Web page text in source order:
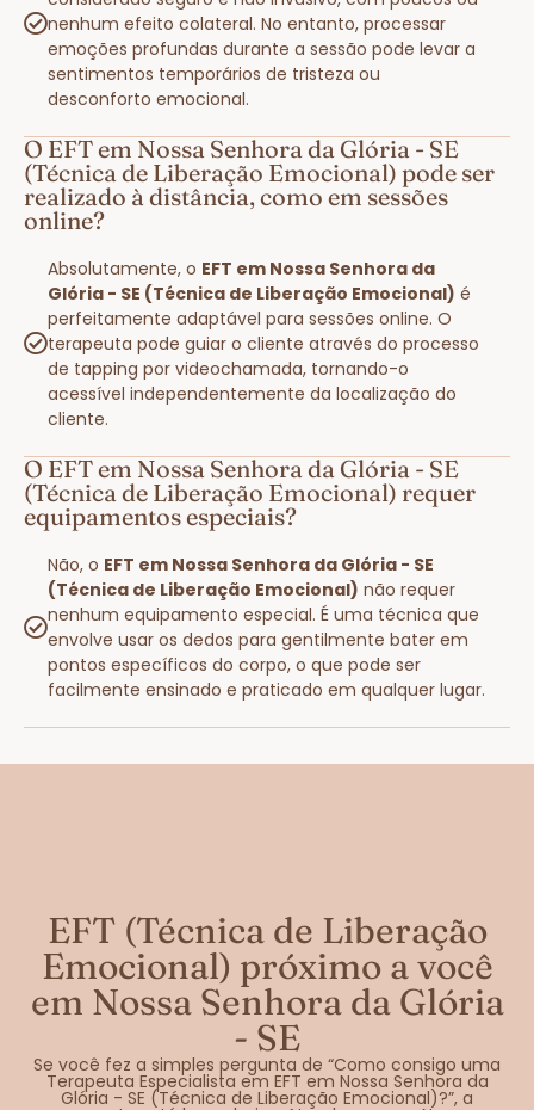
nenhum efeito colateral. No entanto, processar
emoções profundas durante a sessão pode levar a
sentimentos temporários de tristeza ou
desconforto emocional.
O EFT em Nossa Senhora da Glória - SE
(Técnica de Liberação Emocional) pode ser
realizado à distância, como em sessões
online?
Absolutamente, o EFT em Nossa Senhora da
Glória - SE (Técnica de Liberação Emocional) é
perfeitamente adaptável para sessões online. O
terapeuta pode guiar o cliente através do processo
de tapping por videochamada, tornando-o
acessível independentemente da localização do
cliente.
O EFT em Nossa Senhora da Glória - SE
(Técnica de Liberação Emocional) requer
equipamentos especiais?
Não, o EFT em Nossa Senhora da Glória - SE
(Técnica de Liberação Emocional) não requer
nenhum equipamento especial. É uma técnica que
envolve usar os dedos para gentilmente bater em
pontos específicos do corpo, o que pode ser
facilmente ensinado e praticado em qualquer lugar.
EFT (Técnica de Liberação
Emocional) próximo a você
em Nossa Senhora da Glória
- SE
Se você fez a simples pergunta de “Como consigo uma
Terapeuta Especialista em EFT em Nossa Senhora da
Glória - SE (Técnica de Liberação Emocional)?”, a